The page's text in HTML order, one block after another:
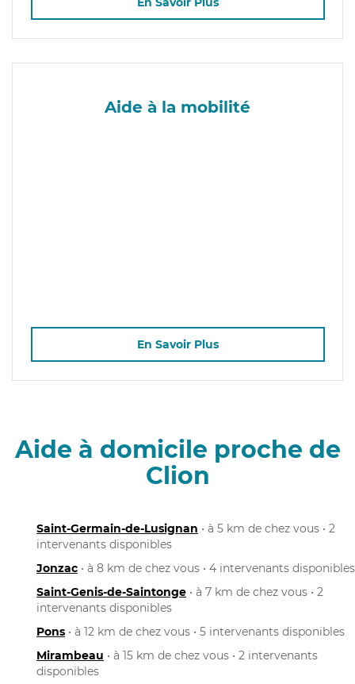
Aide à la mobilité
En Savoir Plus
Aide à domicile proche de
Clion
Saint-Germain-de-Lusignan • à 5 km de chez vous • 2
intervenants disponibles
Jonzac • à 8 km de chez vous • 4 intervenants disponibles
Saint-Genis-de-Saintonge • à 7 km de chez vous • 2
intervenants disponibles
Pons • à 12 km de chez vous • 5 intervenants disponibles
Mirambeau • à 15 km de chez vous • 2 intervenants
disponibles